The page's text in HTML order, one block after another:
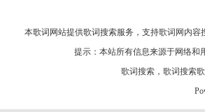
本歌词网站提供歌词搜索服务，支持歌词网 内容
提示：本站所有信息来源于网络
歌词搜索 ， 歌词搜索